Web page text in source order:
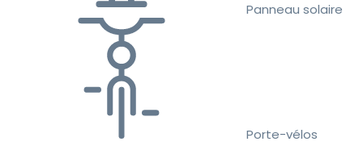
Panneau solaire
Porte-vélos